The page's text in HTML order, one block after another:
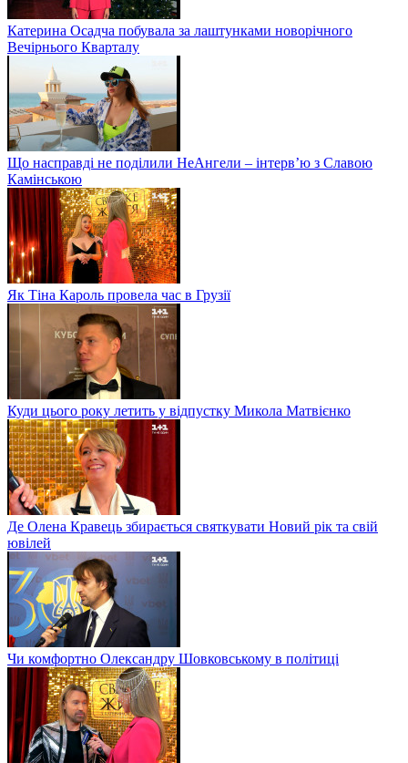
Катерина Осадча побувала за лаштунками новорічного
Вечірнього Кварталу
Що насправді не поділили НеАнгели – інтерв’ю з Славою
Камінською
Як Тіна Кароль провела час в Грузії
Куди цього року летить у відпустку Микола Матвієнко
Де Олена Кравець збирається святкувати Новий рік та свій
ювілей
Чи комфортно Олександру Шовковському в політиці